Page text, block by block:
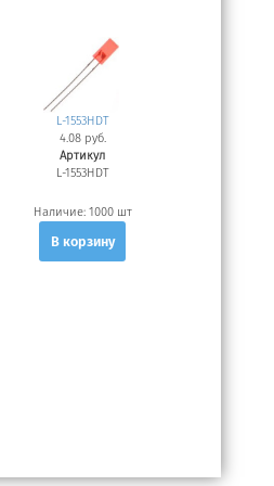
L-1553HDT
4.08 руб.
Артикул
L-1553HDT
Наличие: 1000 шт
В корзину